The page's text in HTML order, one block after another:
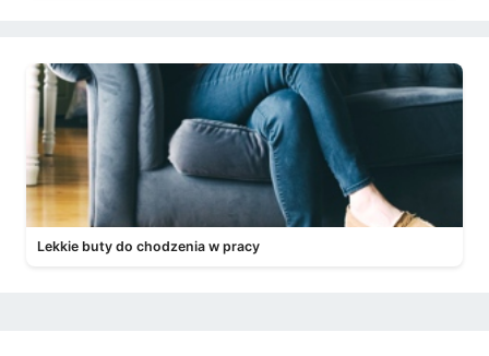
Lekkie buty do chodzenia w pracy